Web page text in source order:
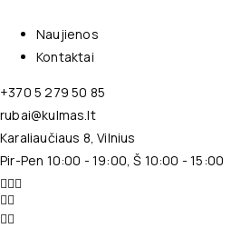
Naujienos
Kontaktai
+370 5 279 50 85
rubai@kulmas.lt
Karaliaučiaus 8, Vilnius
Pir-Pen 10:00 - 19:00, Š 10:00 - 15:00